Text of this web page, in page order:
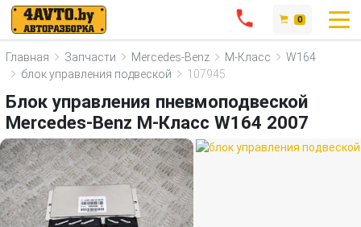
0
Главная Запчасти Mercedes-Benz M-Класс
W164
блок управления подвеской
107945
Блок управления пневмоподвеской
Mercedes-Benz M-Класс W164 2007